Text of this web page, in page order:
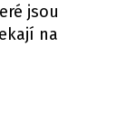
jsou
na